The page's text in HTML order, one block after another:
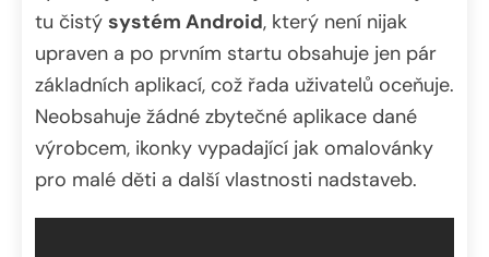
tu čistý systém Android, který není nijak
upraven a po prvním startu obsahuje jen pár
základních aplikací, což řada uživatelů oceňuje.
Neobsahuje žádné zbytečné aplikace dané
výrobcem, ikonky vypadající jak omalovánky
pro malé děti a další vlastnosti nadstaveb.